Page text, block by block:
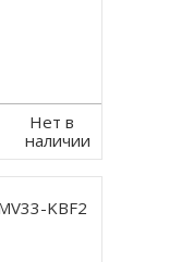
Нет в
наличии